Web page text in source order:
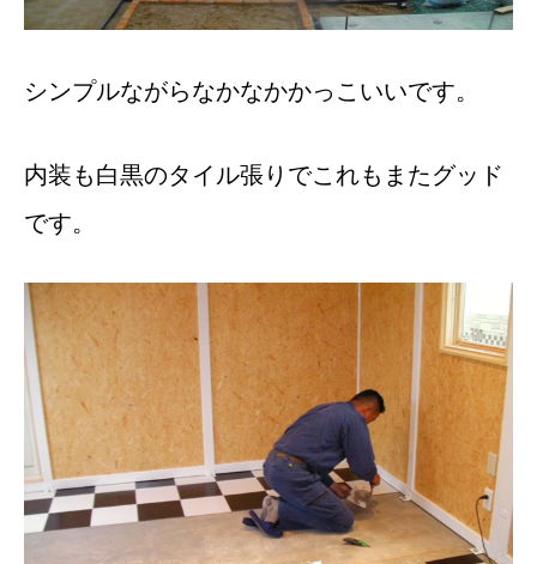
シンプルながらなかなかかっこいいです。
内装も白黒のタイル張りでこれもまたグッド
です。